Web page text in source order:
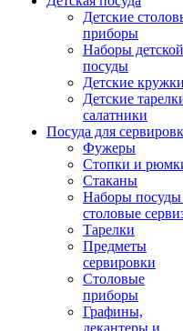
Детские
приборы
Наборы детской
посуды
Детские кружки
Детские
салатники
Посуда для
Фужеры
Стопки и
Стаканы
Наборы посуды
столовые
Тарелки
Предметы
сервировки
Столовые
приборы
Графины,
декантеры и